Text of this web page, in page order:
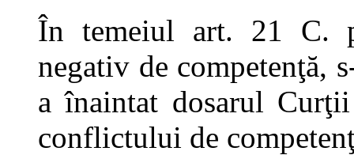
În temeiul art. 21 C.
negativ de competenţă,
a înaintat dosarul
conflictului de